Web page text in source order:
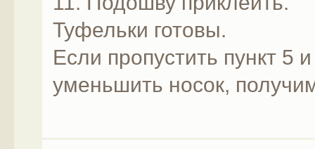
Туфельки готовы.
Если пропустить пункт 5
уменьшить носок,